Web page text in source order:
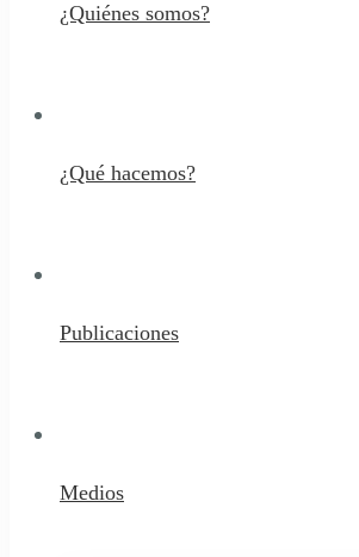
¿Quiénes somos?
¿Qué hacemos?
Publicaciones
Medios